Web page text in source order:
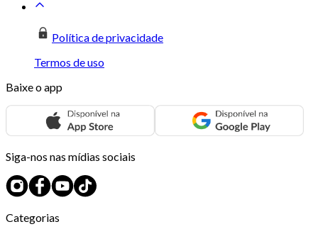
Política de privacidade
Termos de uso
Baixe o app
Siga-nos nas mídias sociais
Categorias